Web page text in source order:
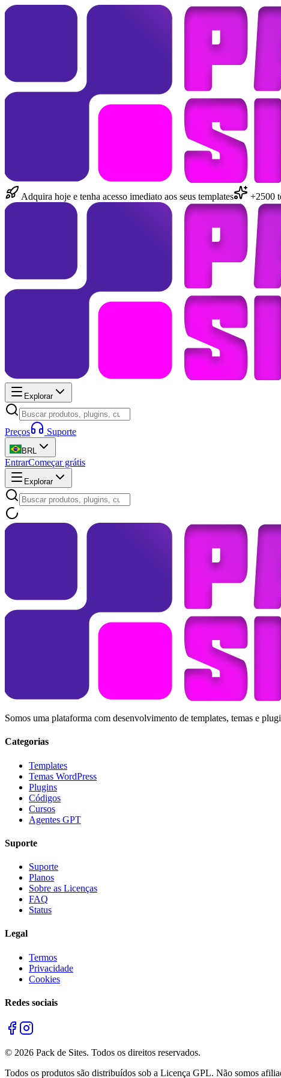
Adquira hoje e tenha acesso imediato aos seus templates +2500
Explorar
Preços Suporte
BRL
EntrarComeçar grátis
Explorar
Somos uma plataforma com desenvolvimento de templates, temas e
Categorias
Templates
Temas WordPress
Plugins
Códigos
Cursos
Agentes GPT
Suporte
Suporte
Planos
Sobre as Licenças
FAQ
Status
Legal
Termos
Privacidade
Cookies
Redes sociais
© 2026 Pack de Sites. Todos os direitos reservados.
Todos os produtos são distribuídos sob a Licença GPL. Não somos